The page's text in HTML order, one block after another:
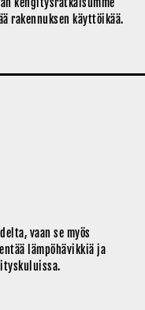
rakennuksen käyttöikää.
vaan se myös
lämpöhävikkiä ja